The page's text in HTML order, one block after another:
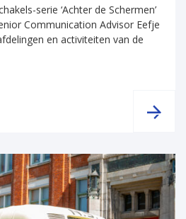
serie ‘Achter de Schermen’
Communication Advisor Eefje
en activiteiten van de